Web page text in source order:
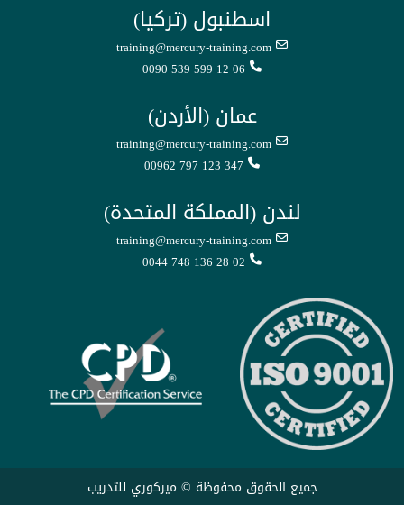
اسطنبول (تركيا)
training@mercury-training.com
0090 539 599 12 06
عمان (الأردن)
training@mercury-training.com
00962 797 123 347
لندن (المملكة المتحدة)
training@mercury-training.com
0044 748 136 28 02
جميع الحقوق محفوظة © ميركوري للتدريب